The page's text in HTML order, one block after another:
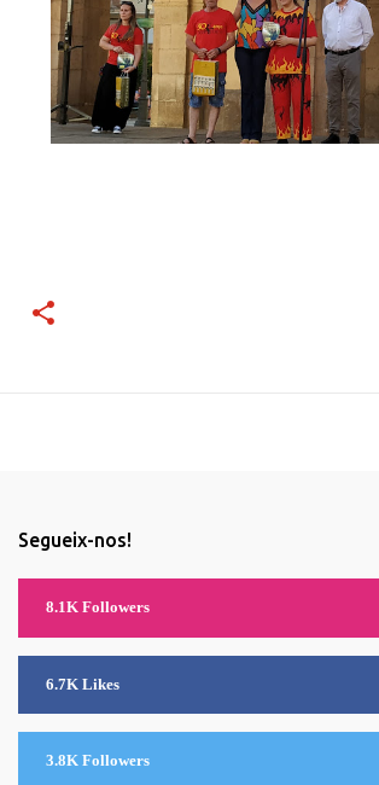
Segueix-nos!
8.1K Followers
6.7K Likes
3.8K Followers